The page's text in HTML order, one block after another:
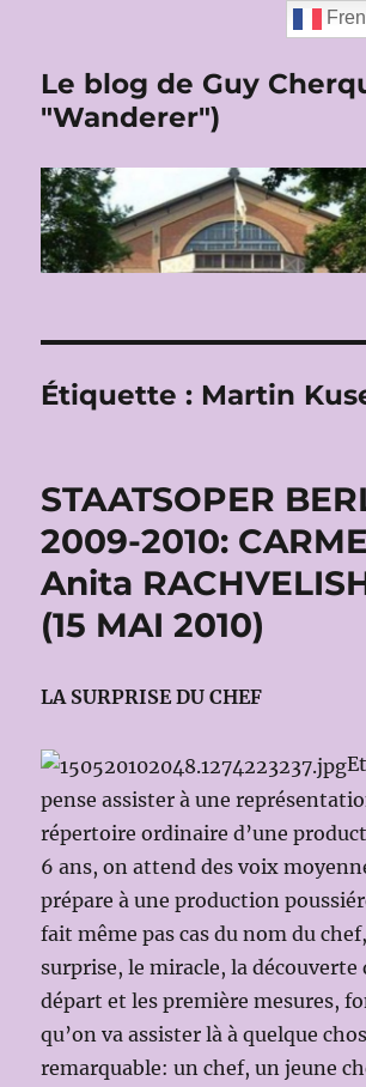
Le blog de Guy
"Wanderer")
Étiquette : Martin
STAATSOPER
2009-2010:
Anita
(15 MAI 2010)
LA SURPRISE DU CHEF
pense assister à une
répertoire ordinaire d’une
6 ans, on attend des voix
prépare à une production
fait même pas cas du nom du
surprise, le miracle, la découverte
départ et les première mesures,
qu’on va assister là à quelque
remarquable: un chef, un jeune